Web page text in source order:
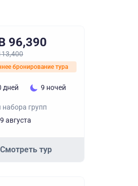
96,390
бронирование тура
дней 9 ночей
групп
августа
Смотреть тур